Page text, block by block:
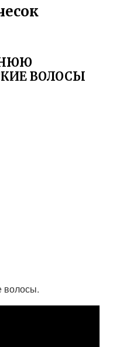
ВОЛОСЫ
волосы.